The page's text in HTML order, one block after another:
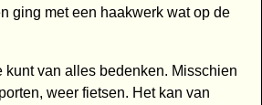
ging met een haakwerk wat op de
van alles bedenken. Misschien
weer fietsen. Het kan van